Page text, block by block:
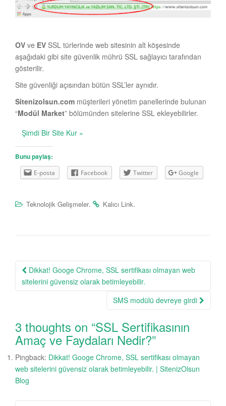
OV ve EV SSL türlerinde web sitesinin alt köşesinde
aşağıdaki gibi site güvenlik mührü SSL sağlayıcı tarafından
gösterilir.
Site güvenliği açısından bütün SSL’ler aynıdır.
Sitenizolsun.com müşterileri yönetim panellerinde bulunan
“Modül Market” bölümünden sitelerine SSL ekleyebilirler.
Şimdi Bir Site Kur »
Bunu paylaş:
E-posta Facebook Twitter Google
Teknolojik Gelişmeler. Kalıcı Link.
Post navigation
Dikkat! Googe Chrome, SSL sertifikası olmayan web
sitelerini güvensiz olarak betimleyebilir.
SMS modülü devreye girdi
3 thoughts on “SSL Sertifikasının
Amaç ve Faydaları Nedir?”
Pingback: Dikkat! Googe Chrome, SSL sertifikası olmayan
web sitelerini güvensiz olarak betimleyebilir. | SitenizOlsun
Blog